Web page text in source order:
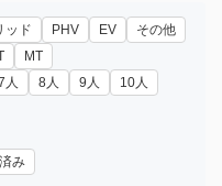
ッド PHV EV その他
MT
人 8人 9人
10人
み